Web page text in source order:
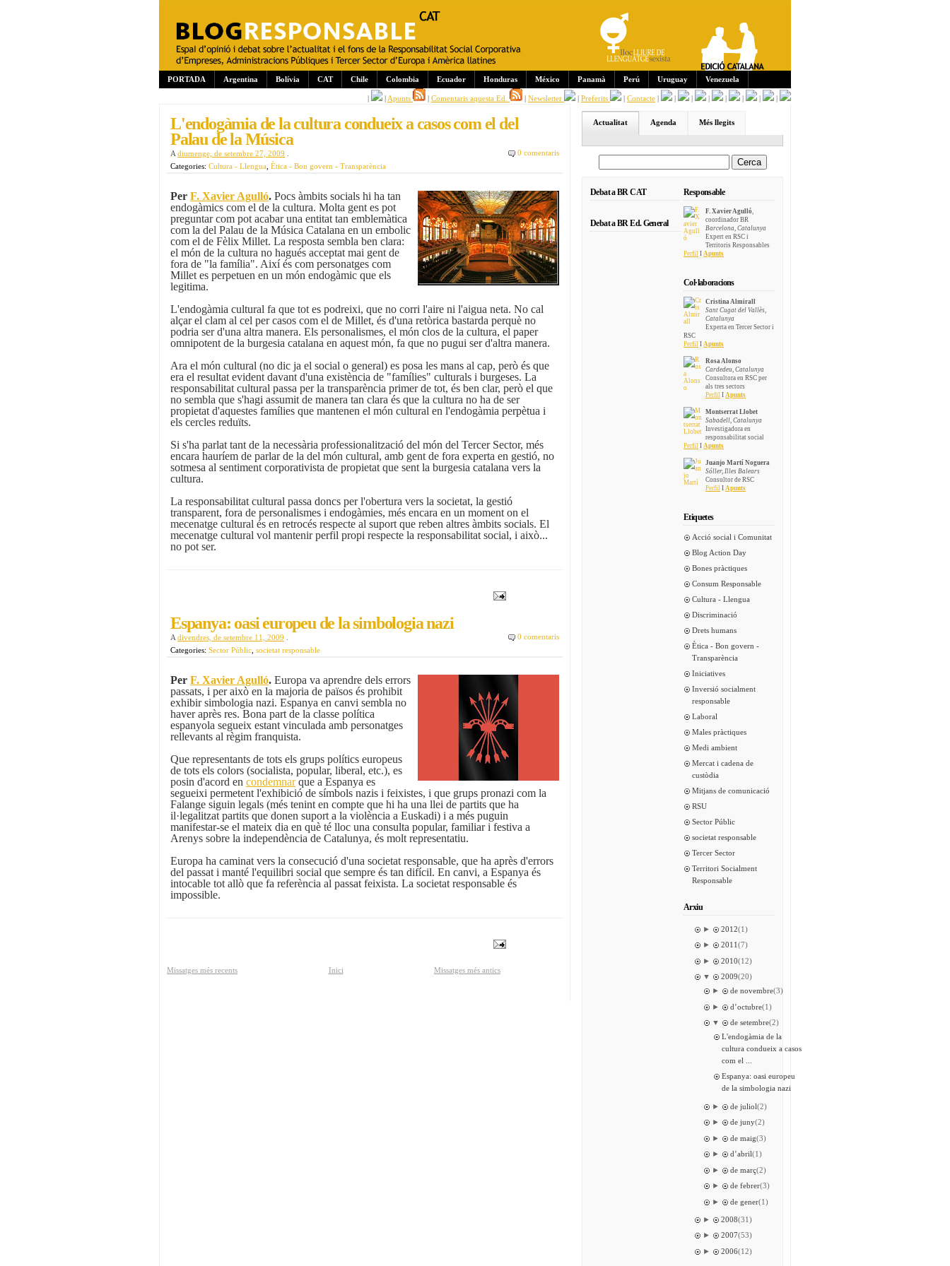
PORTADA Argentina Bolívia CAT Chile Colombia Ecuador Honduras México Panamà Perú Uruguay Venezuela
| | Apunts | Comentaris aquesta Ed. | Newsletter | Preferits | Contacte | | | | | | | |
L'endogàmia de la cultura condueix a casos com el del
Palau de la Música
A diumenge, de setembre 27, 2009
0 comentaris
Categories: Cultura - Llengua Ètica - Bon govern - Transparència
Per F. Xavier Agulló. Pocs àmbits socials hi ha tan
endogàmics com el de la cultura. Molta gent es pot
preguntar com pot acabar una entitat tan emblemàtica
com la del Palau de la Música Catalana en un embolic
com el de Fèlix Millet. La resposta sembla ben clara:
el món de la cultura no hagués acceptat mai gent de
fora de "la família". Així és com personatges com
Millet es perpetuen en un món endogàmic que els
legitima.
L'endogàmia cultural fa que tot es podreixi, que no corri l'aire ni l'aigua neta. No cal
alçar el clam al cel per casos com el de Millet, és d'una retòrica bastarda perquè no
podria ser d'una altra manera. Els personalismes, el món clos de la cultura, el paper
omnipotent de la burgesia catalana en aquest món, fa que no pugui ser d'altra manera.
Ara el món cultural (no dic ja el social o general) es posa les mans al cap, però és que
era el resultat evident davant d'una existència de "famílies" culturals i burgeses. La
responsabilitat cultural passa per la transparència primer de tot, és ben clar, però el que
no sembla que s'hagi assumit de manera tan clara és que la cultura no ha de ser
propietat d'aquestes famílies que mantenen el món cultural en l'endogàmia perpètua i
els cercles reduïts.
Si s'ha parlat tant de la necessària professionalització del món del Tercer Sector, més
encara hauríem de parlar de la del món cultural, amb gent de fora experta en gestió, no
sotmesa al sentiment corporativista de propietat que sent la burgesia catalana vers la
cultura.
La responsabilitat cultural passa doncs per l'obertura vers la societat, la gestió
transparent, fora de personalismes i endogàmies, més encara en un moment on el
mecenatge cultural és en retrocés respecte al suport que reben altres àmbits socials. El
mecenatge cultural vol mantenir perfil propi respecte la responsabilitat social, i això...
no pot ser.
Espanya: oasi europeu de la simbologia nazi
A divendres, de setembre 11, 2009
0 comentaris
Categories: Sector Públic societat responsable
Per F. Xavier Agulló. Europa va aprendre dels errors
passats, i per això en la majoria de països és prohibit
exhibir simbologia nazi. Espanya en canvi sembla no
haver après res. Bona part de la classe política
espanyola segueix estant vinculada amb personatges
rellevants al règim franquista.
Que representants de tots els grups polítics europeus
de tots els colors (socialista, popular, liberal, etc.), es
posin d'acord en condemnarque a Espanya es
segueixi permetent l'exhibició de símbols nazis i feixistes, i que grups pronazi com la
Falange siguin legals (més tenint en compte que hi ha una llei de partits que ha
il·legalitzat partits que donen suport a la violència a Euskadi) i a més puguin
manifestar-se el mateix dia en què té lloc una consulta popular, familiar i festiva a
Arenys sobre la independència de Catalunya, és molt representatiu.
Europa ha caminat vers la consecució d'una societat responsable, que ha après d'errors
del passat i manté l'equilibri social que sempre és tan difícil. En canvi, a Espanya és
intocable tot allò que fa referència al passat feixista. La societat responsable és
impossible.
Missatges més recents Missatges més antics
Inici
Actualitat Agenda Més llegits
Debat a BR CAT
Debat a BR Ed. General
Responsable
F. Xavier Agulló,
coordinador BR
Barcelona, Catalunya
Expert en RSC i
Territoris Responsables
Perfil I Apunts
Col·laboracions
Cristina Almirall
Sant Cugat del Vallès,
Catalunya
Experta en Tercer Sector i
RSC
Perfil I Apunts
Rosa Alonso
Cardedeu, Catalunya
Consultora en RSC per
als tres sectors
Perfil I Apunts
Montserrat Llobet
Sabadell, Catalunya
Investigadora en
responsabilitat social
Perfil I Apunts
Juanjo Martí Noguera
Sóller, Illes Balears
Consultor de RSC
Perfil I Apunts
Etiquetes
Acció social i Comunitat
Blog Action Day
Bones pràctiques
Consum Responsable
Cultura - Llengua
Discriminació
Drets humans
Ètica - Bon govern -
Transparència
Iniciatives
Inversió socialment
responsable
Laboral
Males pràctiques
Medi ambient
Mercat i cadena de
custòdia
Mitjans de comunicació
RSU
Sector Públic
societat responsable
Tercer Sector
Territori Socialment
Responsable
Arxiu
► 2012(1)
►
2011 (7)
►
2010(12)
▼
2009(20)
►
de novembre(3)
►
d’octubre(1)
▼
de setembre(2)
L'endogàmia de la
cultura condueix a casos
com el ...
Espanya: oasi europeu
de la simbologia nazi
► de juliol(2)
►
de juny(2)
►
de maig(3)
►
d’abril(1)
►
de març(2)
►
de febrer(3)
►
de gener(1)
► 2008(31)
►
2007(53)
►
2006(12)